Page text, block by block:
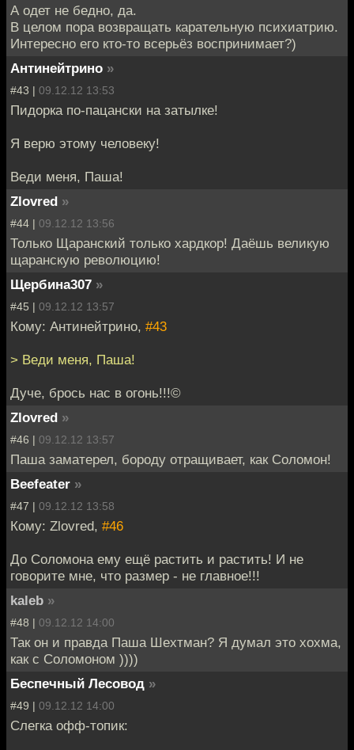
А одет не бедно, да.
В целом пора возвращать карательную психиатрию.
Интересно его кто-то всерьёз воспринимает?)
Антинейтрино »
#43 | 09.12.12 13:53
Пидорка по-пацански на затылке!
Я верю этому человеку!
Веди меня, Паша!
Zlovred »
#44 | 09.12.12 13:56
Только Щаранский только хардкор! Даёшь великую
щаранскую революцию!
Щербина307 »
#45 | 09.12.12 13:57
Кому: Антинейтрино, #43
> Веди меня, Паша!
Дуче, брось нас в огонь!!!©
Zlovred »
#46 | 09.12.12 13:57
Паша заматерел, бороду отращивает, как Соломон!
Beefeater »
#47 | 09.12.12 13:58
Кому: Zlovred, #46
До Соломона ему ещё растить и растить! И не
говорите мне, что размер - не главное!!!
kaleb »
#48 | 09.12.12 14:00
Так он и правда Паша Шехтман? Я думал это хохма,
как с Соломоном ))))
Беспечный Лесовод »
#49 | 09.12.12 14:00
Слегка офф-топик: